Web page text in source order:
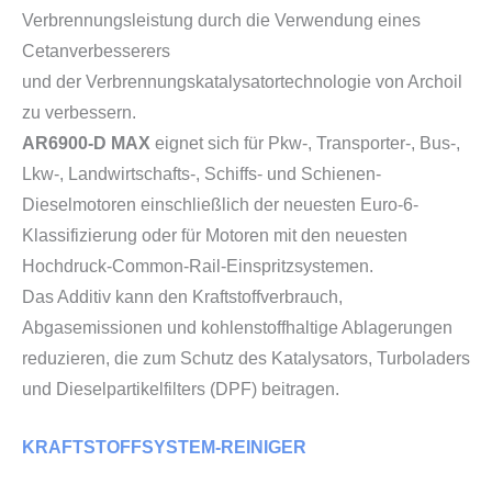
Verbrennungsleistung durch die Verwendung eines
Cetanverbesserers
und der Verbrennungskatalysatortechnologie von Archoil
zu verbessern.
AR6900-D MAX eignet sich für Pkw-, Transporter-, Bus-,
Lkw-, Landwirtschafts-, Schiffs- und Schienen-
Dieselmotoren einschließlich der neuesten Euro-6-
Klassifizierung oder für Motoren mit den neuesten
Hochdruck-Common-Rail-Einspritzsystemen.
Das Additiv kann den Kraftstoffverbrauch,
Abgasemissionen und kohlenstoffhaltige Ablagerungen
reduzieren, die zum Schutz des Katalysators, Turboladers
und Dieselpartikelfilters (DPF) beitragen.
KRAFTSTOFFSYSTEM-REINIGER